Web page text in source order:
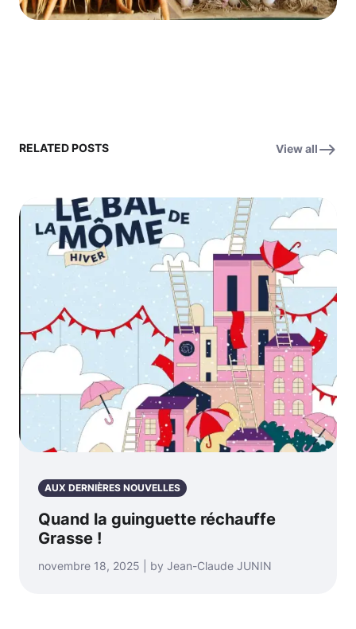
RELATED POSTS View all
AUX DERNIÈRES NOUVELLES
Quand la guinguette réchauffe
Grasse !
novembre 18, 2025 | by Jean-Claude JUNIN